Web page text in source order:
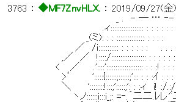
3763 ：◆MF7ZnvHLX. ：2019/09/27(金)
_ . - ─ … ‐-
.ィ:::::::::::::::::: : : : : : : :
_(ミ): : : ::::::::::::::: : : :
／ /i::::::::::: : : : : : : . . . : : :
,／ ／ !::::/::::::::::::::::::: : : : : : : :
< ／ .'::::':::::::::::::::::::: : : :! : : :
>ﾞ ':::::{::::::;::::::;'::: : : :ｲ : : :
＼ '::::::::!:::;':::::;': : :ィ i! :/.:/.
ヽノ::::::i:::i_;: =‐.´二二.ﾚレ'ﾞ